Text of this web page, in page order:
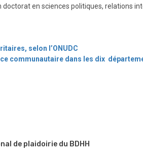
en sciences politiques, relations
selon l’ONUDC
communautaire dans les dix
de plaidoirie du BDHH